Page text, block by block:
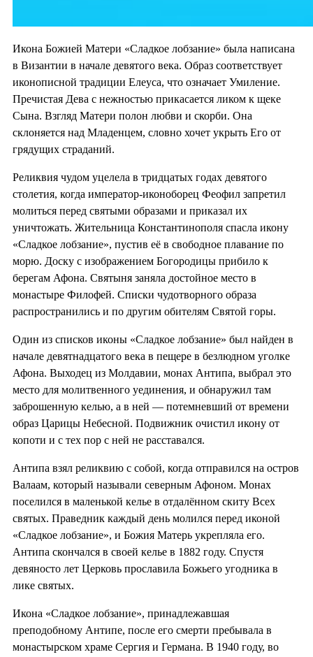
Икона Божией Матери «Сладкое лобзание» была написана
в Византии в начале девятого века. Образ соответствует
иконописной традиции Елеуса, что означает Умиление.
Пречистая Дева с нежностью прикасается ликом к щеке
Сына. Взгляд Матери полон любви и скорби. Она
склоняется над Младенцем, словно хочет укрыть Его от
грядущих страданий.
Реликвия чудом уцелела в тридцатых годах девятого
столетия, когда император-иконоборец Феофил запретил
молиться перед святыми образами и приказал их
уничтожать. Жительница Константинополя спасла икону
«Сладкое лобзание», пустив её в свободное плавание по
морю. Доску с изображением Богородицы прибило к
берегам Афона. Святыня заняла достойное место в
монастыре Филофей. Списки чудотворного образа
распространились и по другим обителям Святой горы.
Один из списков иконы «Сладкое лобзание» был найден в
начале девятнадцатого века в пещере в безлюдном уголке
Афона. Выходец из Молдавии, монах Антипа, выбрал это
место для молитвенного уединения, и обнаружил там
заброшенную келью, а в ней — потемневший от времени
образ Царицы Небесной. Подвижник очистил икону от
копоти и с тех пор с ней не расставался.
Антипа взял реликвию с собой, когда отправился на остров
Валаам, который называли северным Афоном. Монах
поселился в маленькой келье в отдалённом скиту Всех
святых. Праведник каждый день молился перед иконой
«Сладкое лобзание», и Божия Матерь укрепляла его.
Антипа скончался в своей келье в 1882 году. Спустя
девяносто лет Церковь прославила Божьего угодника в
лике святых.
Икона «Сладкое лобзание», принадлежавшая
преподобному Антипе, после его смерти пребывала в
монастырском храме Сергия и Германа. В 1940 году, во